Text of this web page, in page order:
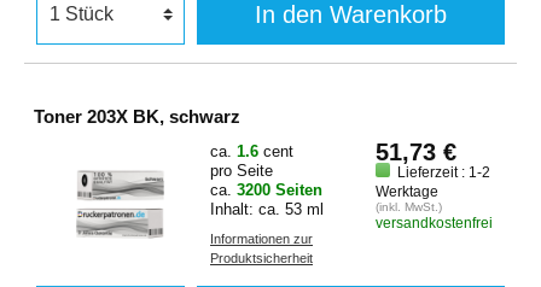
In den Warenkorb
Toner 203X BK, schwarz
ca. 1.6 cent
pro Seite
ca. 3200 Seiten
Inhalt: ca. 53 ml
Informationen zur
Produktsicherheit
51,73 €
Lieferzeit : 1-2
Werktage
(inkl. MwSt.)
versandkostenfrei